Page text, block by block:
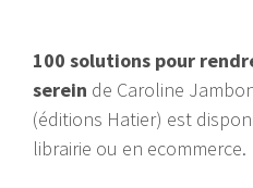
100 solutions pour
serein de Caroline
(éditions Hatier) est
librairie ou en ecommerce.